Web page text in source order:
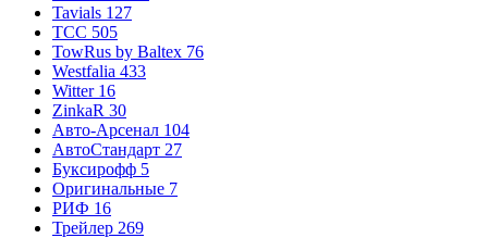
Tavials 127
TCC 505
TowRus by Baltex 76
Westfalia 433
Witter 16
ZinkaR 30
Авто-Арсенал 104
АвтоСтандарт 27
Буксирофф 5
Оригинальные 7
РИФ 16
Трейлер 269